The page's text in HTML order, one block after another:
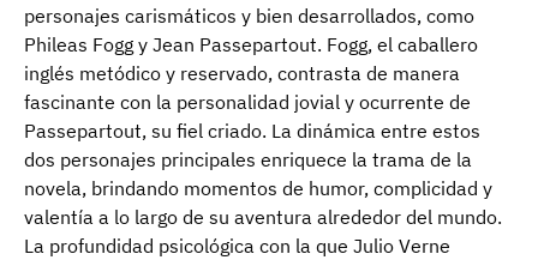
personajes carismáticos y bien desarrollados, como
Phileas Fogg y Jean Passepartout. Fogg, el caballero
inglés metódico y reservado, contrasta de manera
fascinante con la personalidad jovial y ocurrente de
Passepartout, su fiel criado. La dinámica entre estos
dos personajes principales enriquece la trama de la
novela, brindando momentos de humor, complicidad y
valentía a lo largo de su aventura alrededor del mundo.
La profundidad psicológica con la que Julio Verne